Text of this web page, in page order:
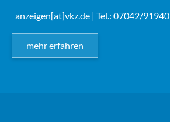
anzeigen[at]vkz.de | Tel.: 07042/91940
mehr erfahren